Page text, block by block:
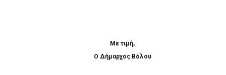
Με τιμή,
Ο Δήμαρχος Βόλου